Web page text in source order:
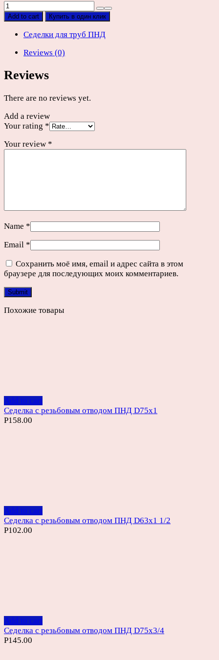
Седелка
с
отводом
D32х1/2
Add to cart Купить в один клик
Седелки для труб ПНД
Reviews (0)
Reviews
There are no reviews yet.
Add a review
Your rating *
Your review *
Name *
Email *
Сохранить моё имя, email и адрес сайта в этом
браузере для последующих моих комментариев.
Похожие товары
Add to cart
Седелка с резьбовым отводом ПНД D75х1
Р158.00
Add to cart
Седелка с резьбовым отводом ПНД D63х1 1/2
Р102.00
Add to cart
Седелка с резьбовым отводом ПНД D75х3/4
Р145.00